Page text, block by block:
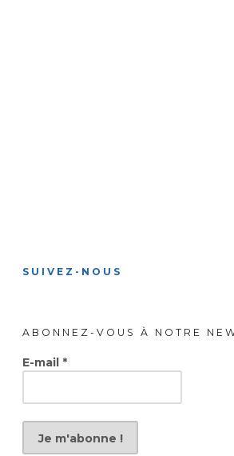
SUIVEZ-NOUS
ABONNEZ-VOUS À NOTRE
E-mail *